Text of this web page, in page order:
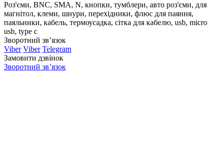
Роз'єми, BNC, SMA, N, кнопки, тумблери, авто роз'єми, для
магнітол, клеми, шнури, перехідники, флюс для паяння,
паяльники, кабель, термоусадка, сітка для кабелю, usb, micro
usb, type c
Зворотний зв’язок
Viber Viber Telegram
Замовити дзвінок
Зворотний зв’язок